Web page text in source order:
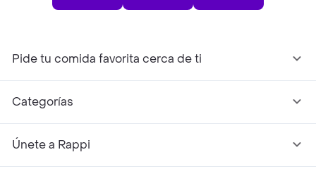
Pide tu comida favorita cerca de ti
Categorías
Únete a Rappi